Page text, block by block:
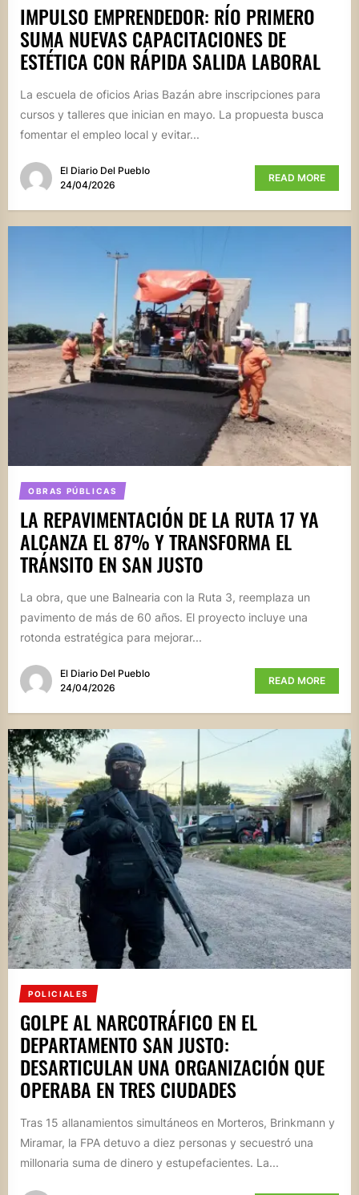
IMPULSO EMPRENDEDOR: RÍO PRIMERO
SUMA NUEVAS CAPACITACIONES DE
ESTÉTICA CON RÁPIDA SALIDA LABORAL
La escuela de oficios Arias Bazán abre inscripciones para
cursos y talleres que inician en mayo. La propuesta busca
fomentar el empleo local y evitar...
El Diario Del Pueblo
24/04/2026
READ MORE
OBRAS PÚBLICAS
LA REPAVIMENTACIÓN DE LA RUTA 17 YA
ALCANZA EL 87% Y TRANSFORMA EL
TRÁNSITO EN SAN JUSTO
La obra, que une Balnearia con la Ruta 3, reemplaza un
pavimento de más de 60 años. El proyecto incluye una
rotonda estratégica para mejorar...
El Diario Del Pueblo
24/04/2026
READ MORE
POLICIALES
GOLPE AL NARCOTRÁFICO EN EL
DEPARTAMENTO SAN JUSTO:
DESARTICULAN UNA ORGANIZACIÓN QUE
OPERABA EN TRES CIUDADES
Tras 15 allanamientos simultáneos en Morteros, Brinkmann y
Miramar, la FPA detuvo a diez personas y secuestró una
millonaria suma de dinero y estupefacientes. La...